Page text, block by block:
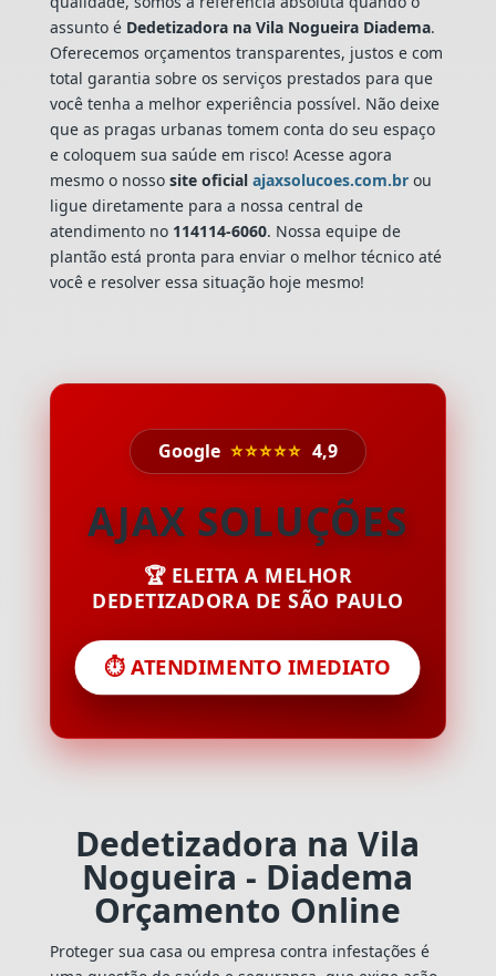
assunto é Dedetizadora na Vila Nogueira Diadema.
Oferecemos orçamentos transparentes, justos e com
total garantia sobre os serviços prestados para que
você tenha a melhor experiência possível. Não deixe
que as pragas urbanas tomem conta do seu espaço
e coloquem sua saúde em risco! Acesse agora
mesmo o nossosite oficial ajaxsolucoes.com.brou
ligue diretamente para a nossa central de
atendimento no 114114-6060. Nossa equipe de
plantão está pronta para enviar o melhor técnico até
você e resolver essa situação hoje mesmo!
Google ⭐⭐⭐⭐⭐ 4,9
AJAX SOLUÇÕES
🏆 ELEITA A MELHOR
DEDETIZADORA DE SÃO PAULO
⏱️ ATENDIMENTO IMEDIATO
Dedetizadora na Vila
Nogueira - Diadema
Orçamento Online
Proteger sua casa ou empresa contra infestações é